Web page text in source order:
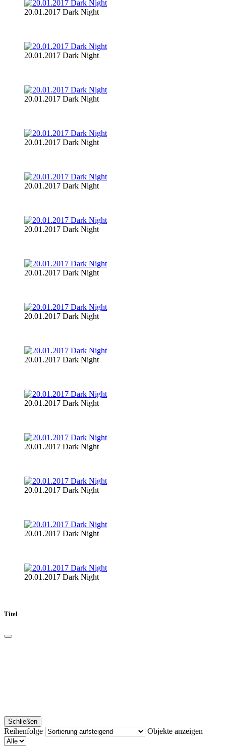
20.01.2017 Dark Night
20.01.2017 Dark Night
20.01.2017 Dark Night
20.01.2017 Dark Night
20.01.2017 Dark Night
20.01.2017 Dark Night
20.01.2017 Dark Night
20.01.2017 Dark Night
20.01.2017 Dark Night
20.01.2017 Dark Night
20.01.2017 Dark Night
20.01.2017 Dark Night
20.01.2017 Dark Night
20.01.2017 Dark Night
Titel
Schließen
Reihenfolge Objekte anzeigen